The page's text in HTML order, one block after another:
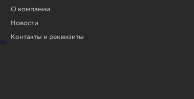
О компании
Новости
Контакты и реквизиты